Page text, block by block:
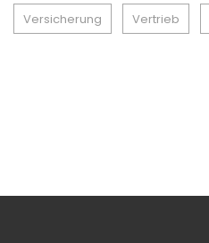
Versicherung Vertrieb